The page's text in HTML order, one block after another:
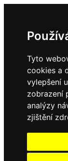
Tyto
cookies a
vylepšení
zobrazení
analýzy
zjištění